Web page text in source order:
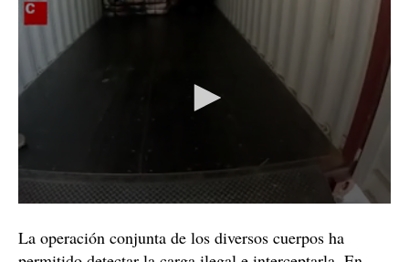
La operación conjunta de los diversos cuerpos ha